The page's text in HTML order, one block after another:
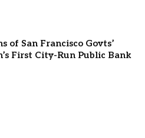
of San Francisco Govts’
First City-Run Public Bank